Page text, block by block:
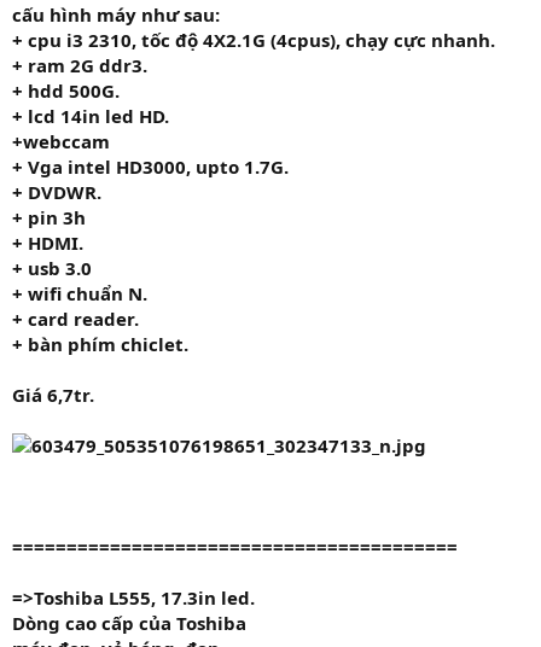
cấu hình máy như sau:
+ cpu i3 2310, tốc độ 4X2.1G (4cpus), chạy cực nhanh.
+ ram 2G ddr3.
+ hdd 500G.
+ lcd 14in led HD.
+webccam
+ Vga intel HD3000, upto 1.7G.
+ DVDWR.
+ pin 3h
+ HDMI.
+ usb 3.0
+ wifi chuẩn N.
+ card reader.
+ bàn phím chiclet.
Giá 6,7tr.
=========================================
=>Toshiba L555, 17.3in led.
Dòng cao cấp của Toshiba